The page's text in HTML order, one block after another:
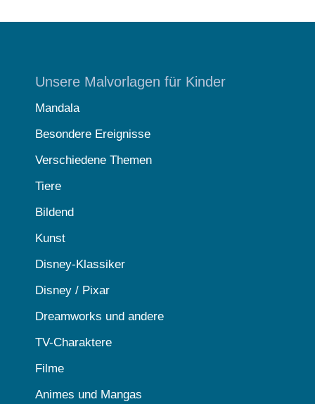
Unsere Malvorlagen für Kinder
Mandala
Besondere Ereignisse
Verschiedene Themen
Tiere
Bildend
Kunst
Disney-Klassiker
Disney / Pixar
Dreamworks und andere
TV-Charaktere
Filme
Animes und Mangas